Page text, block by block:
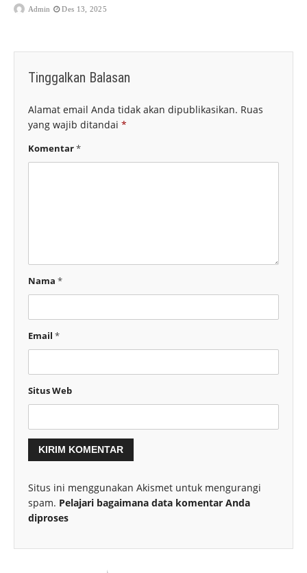
Admin Des 13, 2025
Tinggalkan Balasan
Alamat email Anda tidak akan dipublikasikan. Ruas
yang wajib ditandai *
Komentar*
Nama *
Email *
Situs Web
Situs ini menggunakan Akismet untuk mengurangi
spam. Pelajari bagaimana data komentar Anda
diproses